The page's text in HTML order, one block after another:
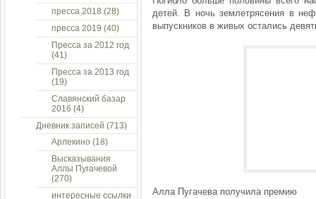
детей. В ночь землетрясения в
выпускников в живых остались
Алла Пугачева получила премию
пресса 2018 (28)
пресса 2019 (40)
Пресса за 2012 год
(41)
Пресса за 2013 год
(19)
Славянский базар
2016 (4)
Дневник записей (713)
Арлекино (18)
Высказывания
Аллы Пугачевой
(270)
интересные ссылки